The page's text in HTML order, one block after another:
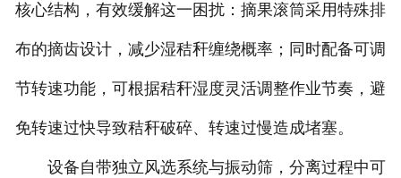
核心结构，有效缓解这一困扰：摘果滚筒采用特殊排
布的摘齿设计，减少湿秸秆缠绕概率；同时配备可调
节转速功能，可根据秸秆湿度灵活调整作业节奏，避
免转速过快导致秸秆破碎、转速过慢造成堵塞。
设备自带独立风选系统与振动筛，分离过程中可